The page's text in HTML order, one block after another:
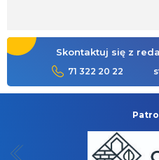
Skontaktuj się z
71 322 20 22